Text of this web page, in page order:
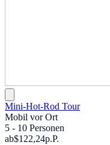
Mini-Hot-Rod Tour
Mobil vor Ort
5 - 10 Personen
ab$122,24p.P.